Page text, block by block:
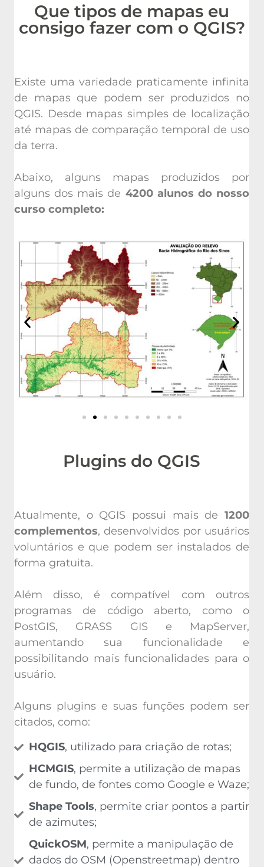
Que tipos de mapas eu
consigo fazer com o QGIS?
Existe uma variedade praticamente infinita
de mapas que podem ser produzidos no
QGIS. Desde mapas simples de localização
até mapas de comparação temporal de uso
da terra.
Abaixo, alguns mapas produzidos por
alguns dos mais de 4200 alunos do nosso
curso completo:
Plugins do QGIS
Atualmente, o QGIS possui mais de 1200
complementos , desenvolvidos por usuários
voluntários e que podem ser instalados de
forma gratuita.
Além disso, é compatível com outros
programas de código aberto, como o
PostGIS, GRASS GIS e MapServer,
aumentando sua funcionalidade e
possibilitando mais funcionalidades para o
usuário.
Alguns plugins e suas funções podem ser
citados, como:
HQGIS , utilizado para criação de rotas;
HCMGIS , permite a utilização de mapas
de fundo, de fontes como Google e Waze;
Shape Tools , permite criar pontos a partir
de azimutes;
QuickOSM , permite a manipulação de
dados do OSM (Openstreetmap) dentro